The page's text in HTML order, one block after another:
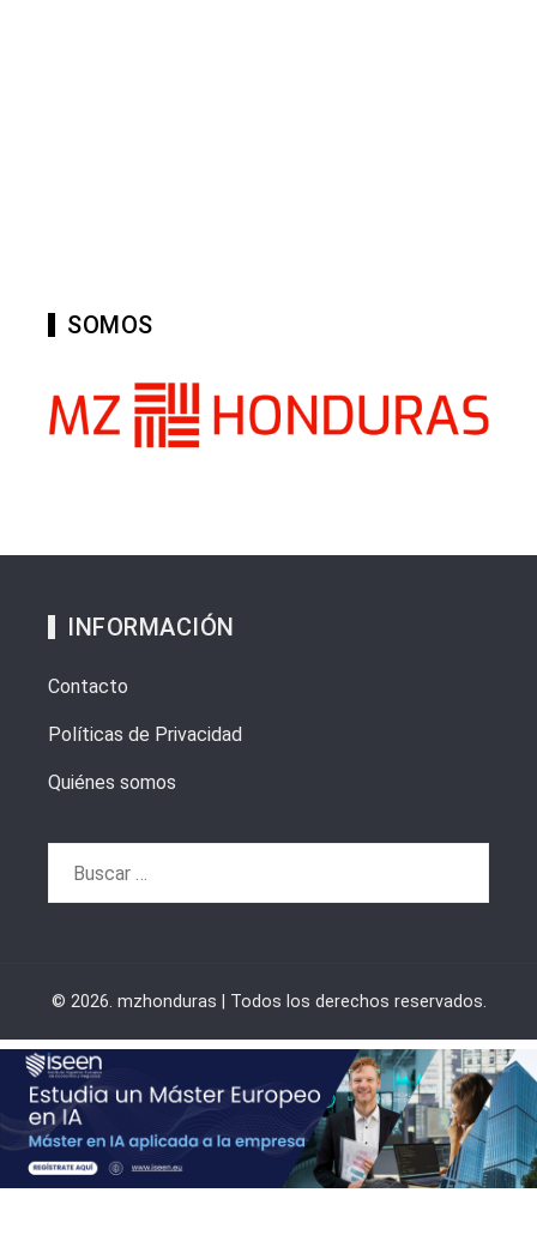
SOMOS
INFORMACIÓN
Contacto
Políticas de Privacidad
Quiénes somos
© 2026. mzhonduras | Todos los derechos reservados.